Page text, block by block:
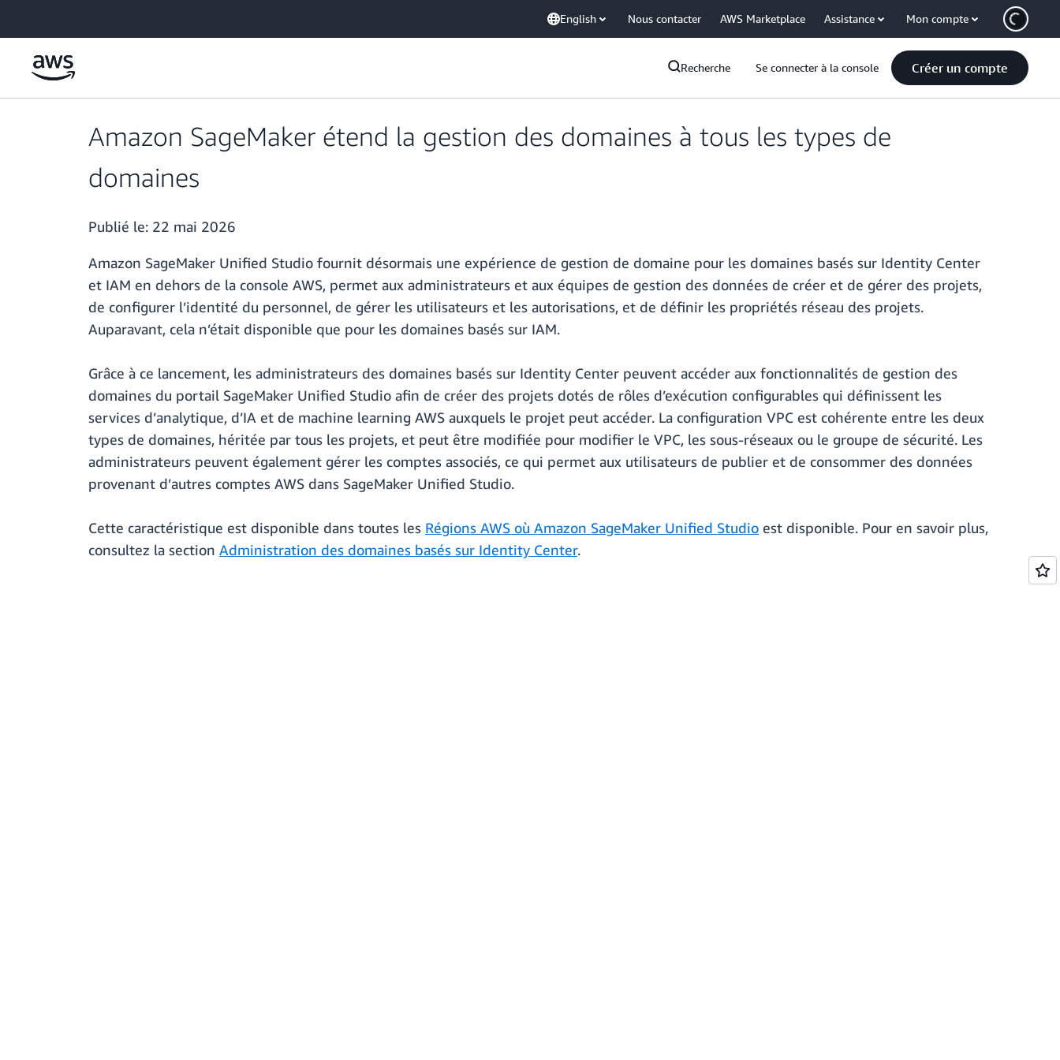
English Nous contacter AWS Marketplace Assistance Mon compte
Recherche Se connecter à la console Créer un compte
Amazon SageMaker étend la gestion des domaines à tous les types de
domaines
Publié le: 22 mai 2026
Amazon SageMaker Unified Studio fournit désormais une expérience de gestion de domaine pour les domaines basés sur Identity Center
et IAM en dehors de la console AWS, permet aux administrateurs et aux équipes de gestion des données de créer et de gérer des projets,
de configurer l’identité du personnel, de gérer les utilisateurs et les autorisations, et de définir les propriétés réseau des projets.
Auparavant, cela n’était disponible que pour les domaines basés sur IAM.
Grâce à ce lancement, les administrateurs des domaines basés sur Identity Center peuvent accéder aux fonctionnalités de gestion des
domaines du portail SageMaker Unified Studio afin de créer des projets dotés de rôles d’exécution configurables qui définissent les
services d’analytique, d’IA et de machine learning AWS auxquels le projet peut accéder. La configuration VPC est cohérente entre les deux
types de domaines, héritée par tous les projets, et peut être modifiée pour modifier le VPC, les sous-réseaux ou le groupe de sécurité. Les
administrateurs peuvent également gérer les comptes associés, ce qui permet aux utilisateurs de publier et de consommer des données
provenant d’autres comptes AWS dans SageMaker Unified Studio.
Cette caractéristique est disponible dans toutes les Régions AWS où Amazon SageMaker Unified Studio est disponible. Pour en savoir plus,
consultez la section Administration des domaines basés sur Identity Center.